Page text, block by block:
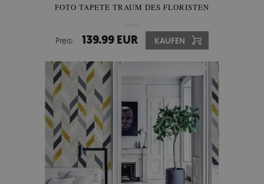
FOTO TAPETE TRAUM DES FLORISTEN
Preis: 139.99 EUR KAUFEN